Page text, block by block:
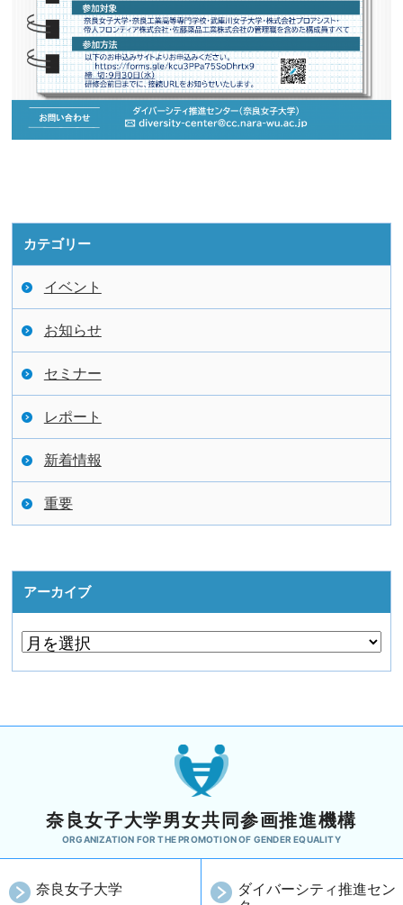
カテゴリー
イベント
お知らせ
セミナー
レポート
新着情報
重要
アーカイブ
奈良女子大学男女共同参画推進機構
ORGANIZATION FOR THE PROMOTION OF GENDER EQUALITY
奈良女子大学
ダイバーシティ推進セン